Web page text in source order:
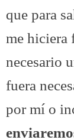
que para
me hiciera
necesario
fuera
por mí o